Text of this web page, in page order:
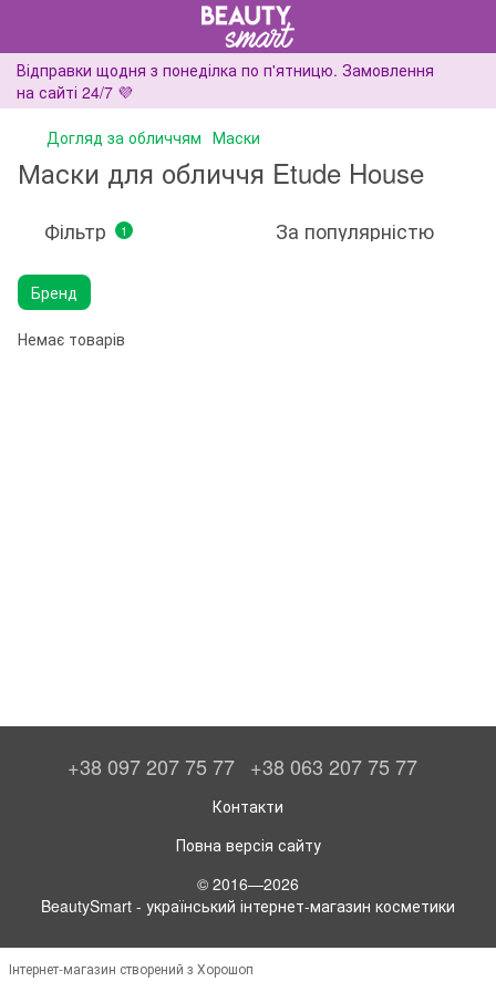
Відправки щодня з понеділка по п'ятницю. Замовлення
на сайті 24/7 💜
Догляд за обличчям Маски
Маски для обличчя Etude House
Фільтр 1 За популярністю
Бренд
Немає товарів
+38 097 207 75 77 +38 063 207 75 77
Контакти
Повна версія сайту
© 2016—2026
BeautySmart - український інтернет-магазин косметики
Інтернет-магазин створений з Хорошоп